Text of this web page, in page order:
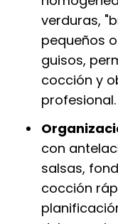
verduras,
pequeños
guisos,
cocción y
profesional.
con
salsas,
cocción